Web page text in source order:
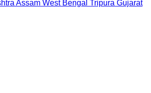
Assam West Bengal Tripura Gujarat